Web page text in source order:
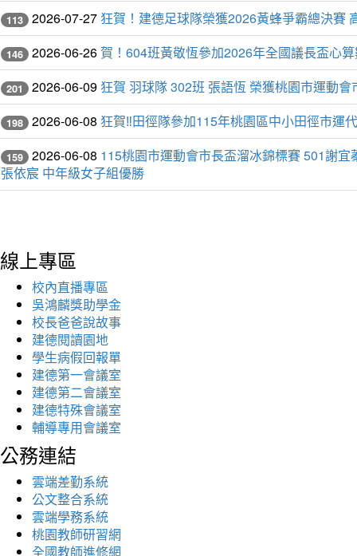
113 2026-07-27 狂賀！建德足球隊榮獲2026黃蜂爭霸總決賽
146 2026-06-26賀！604班黃敬恆參加2026年全國議長盃心
201 2026-06-09 狂賀 羽球隊 302班 張語恆 榮獲桃園市運動
198 2026-06-08 狂賀‼️田徑隊參加115年桃園區中小田徑市運
159 2026-06-08 115桃園市運動會市長盃溜冰錦標賽 501謝
張依宸 中年級女子組優勝
線上專區
校內直播專區
吳鴻麟獎助學金
校長爸爸說故事
建德閱讀園地
學生病假回報單
建德第一會議室
建德第二會議室
建德特殊會議室
輔導專用會議室
公務連結
雲端差勤系統
公文整合系統
雲端學務系統
桃園教師研習網
全國教師進修網